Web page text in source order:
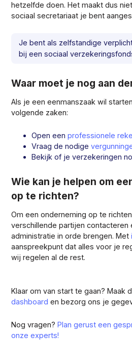
hetzelfde doen. Het maakt dus
sociaal secretariaat je bent
Je bent als zelfstandige
bij een sociaal
Waar moet je nog aan
Als je een eenmanszaak wil
volgende zaken:
Open eenprofessionele
Vraag de nodige
Bekijk of je verzekeringen
Wie kan je helpen om
op te richten?
Om een onderneming op te
verschillende partijen contacteren
administratie in orde brengen. Met
aanspreekpunt dat alles voor je
wij regelen al de rest.
Klaar om van start te gaan? Maak
dashboard en bezorg ons je
Nog vragen?Plan gerust een
onze experts!